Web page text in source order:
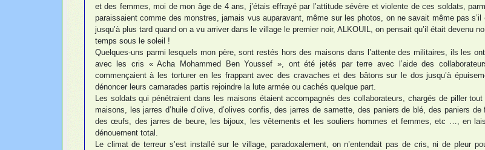
et des femmes, moi de mon âge de 4 ans, j’étais effrayé par l’attitude sévère et violente de ces soldats,
paraissaient comme des monstres, jamais vus auparavant, même sur les photos, on ne savait même pas s’il
jusqu’à plus tard quand on a vu arriver dans le village le premier noir, ALKOUIL, on pensait qu’il était devenu
temps sous le soleil !
Quelques-uns parmi lesquels mon père, sont restés hors des maisons dans l’attente des militaires, ils les
avec les cris « Acha Mohammed Ben Youssef », ont été jetés par terre avec l’aide des
commençaient à les torturer en les frappant avec des cravaches et des bâtons sur le dos jusqu’à
dénoncer leurs camarades partis rejoindre la lute armée ou cachés quelque part.
Les soldats qui pénétraient dans les maisons étaient accompagnés des collaborateurs, chargés de piller
maisons, les jarres d’huile d’olive, d’olives confis, des jarres de samette, des paniers de blé, des paniers
des œufs, des jarres de beure, les bijoux, les vêtements et les souliers hommes et femmes, etc …, en
dénouement total.
Le climat de terreur s’est installé sur le village, paradoxalement, on n’entendait pas de cris, ni de pleur